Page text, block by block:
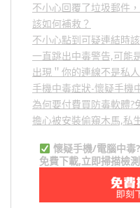
不小心回覆了垃圾郵件
該如何補救？
不小心點到可疑連結時
一直跳出中毒警告,可能
出現＂你的連線不是私
手機中毒症狀-懷疑手機
為何要付費買防毒軟體?
擔心被安裝偷窺木馬,私
懷疑手機/電腦中毒
免費下載,立即掃描檢測